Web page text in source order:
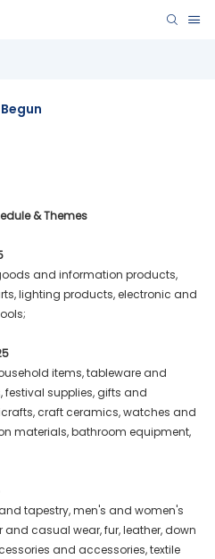
& Themes
and information products,
lighting products, electronic and
items, tableware and
festival supplies, gifts and
craft ceramics, watches and
materials, bathroom equipment,
tapestry, men's and women's
casual wear, fur, leather, down
and accessories, textile